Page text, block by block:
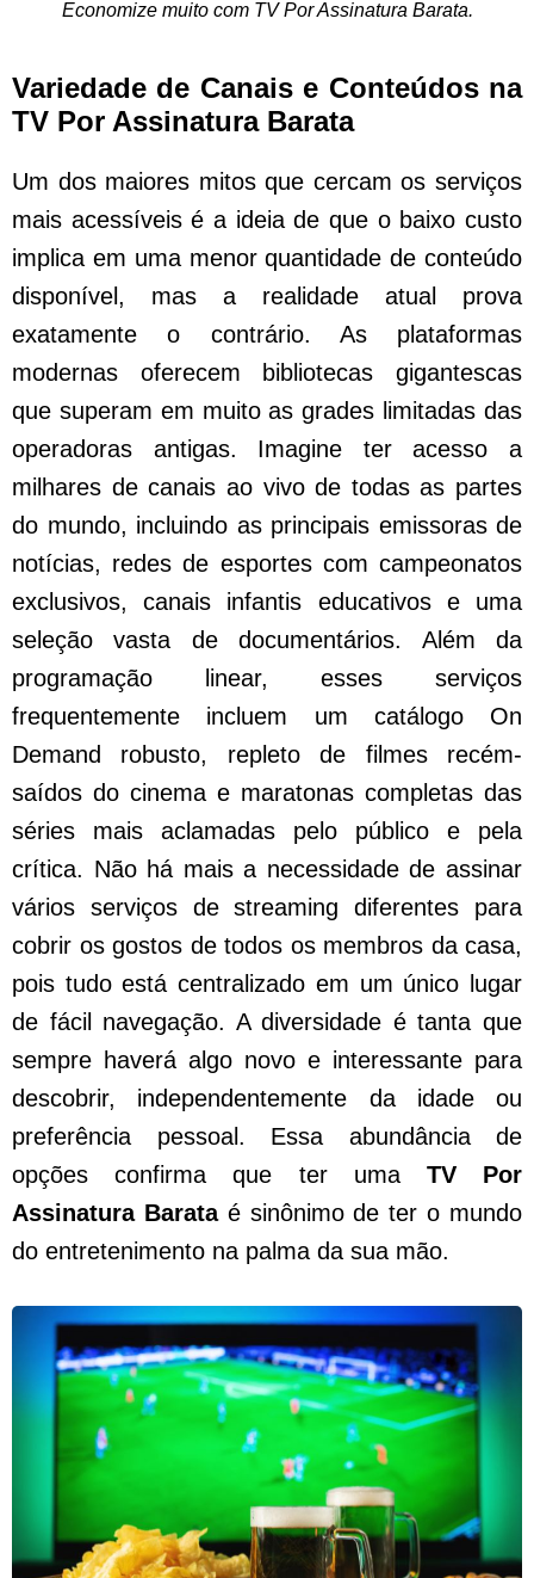
Economize muito com TV Por Assinatura Barata.
Variedade de Canais e Conteúdos na
TV Por Assinatura Barata
Um dos maiores mitos que cercam os serviços
mais acessíveis é a ideia de que o baixo custo
implica em uma menor quantidade de conteúdo
disponível, mas a realidade atual prova
exatamente o contrário. As plataformas
modernas oferecem bibliotecas gigantescas
que superam em muito as grades limitadas das
operadoras antigas. Imagine ter acesso a
milhares de canais ao vivo de todas as partes
do mundo, incluindo as principais emissoras de
notícias, redes de esportes com campeonatos
exclusivos, canais infantis educativos e uma
seleção vasta de documentários. Além da
programação linear, esses serviços
frequentemente incluem um catálogo On
Demand robusto, repleto de filmes recém-
saídos do cinema e maratonas completas das
séries mais aclamadas pelo público e pela
crítica. Não há mais a necessidade de assinar
vários serviços de streaming diferentes para
cobrir os gostos de todos os membros da casa,
pois tudo está centralizado em um único lugar
de fácil navegação. A diversidade é tanta que
sempre haverá algo novo e interessante para
descobrir, independentemente da idade ou
preferência pessoal. Essa abundância de
opções confirma que ter uma TV Por
Assinatura Barataé sinônimo de ter o mundo
do entretenimento na palma da sua mão.